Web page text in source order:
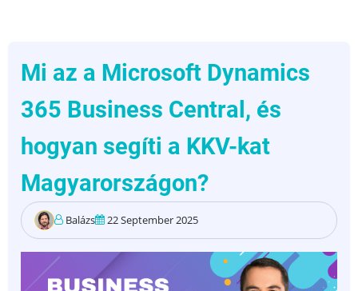
(ROI)
knál)
Mi az a Microsoft Dynamics
365 Business Central, és
hogyan segíti a KKV-kat
Magyarországon?
Balázs 22 September 2025